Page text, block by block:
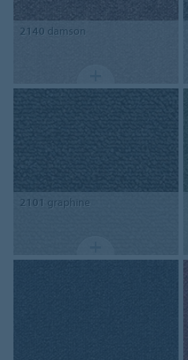
2140 damson
2101 graphine